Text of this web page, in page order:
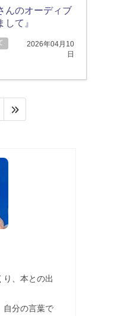
んのオーディブ
て』
2026年04月10
日
り、本との出
自分の言葉で